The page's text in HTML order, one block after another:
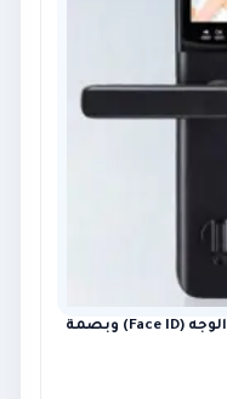
NEXLK-F-W — قفل باب ذكي يدعم فتح الوجه (Face ID) وبصمة